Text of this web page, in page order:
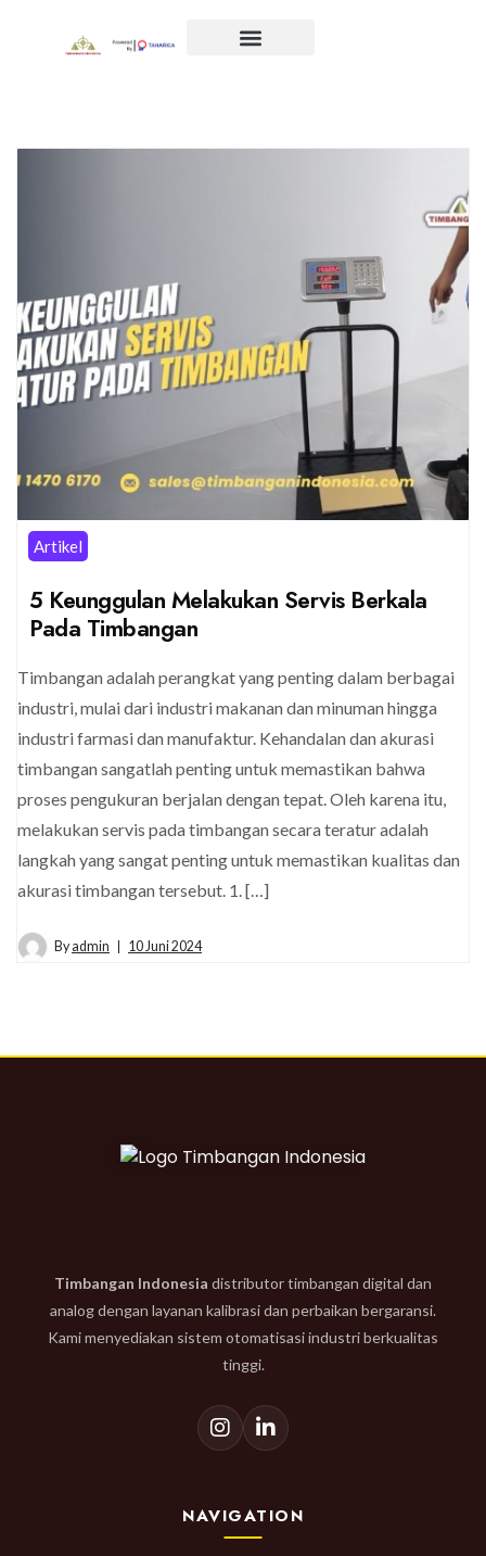
Artikel
5 Keunggulan Melakukan Servis Berkala
Pada Timbangan
Timbangan adalah perangkat yang penting dalam berbagai
industri, mulai dari industri makanan dan minuman hingga
industri farmasi dan manufaktur. Kehandalan dan akurasi
timbangan sangatlah penting untuk memastikan bahwa
proses pengukuran berjalan dengan tepat. Oleh karena itu,
melakukan servis pada timbangan secara teratur adalah
langkah yang sangat penting untuk memastikan kualitas dan
akurasi timbangan tersebut. 1. […]
By admin 10 Juni 2024
Timbangan Indonesia distributor timbangan digital dan
analog dengan layanan kalibrasi dan perbaikan bergaransi.
Kami menyediakan sistem otomatisasi industri berkualitas
tinggi.
NAVIGATION